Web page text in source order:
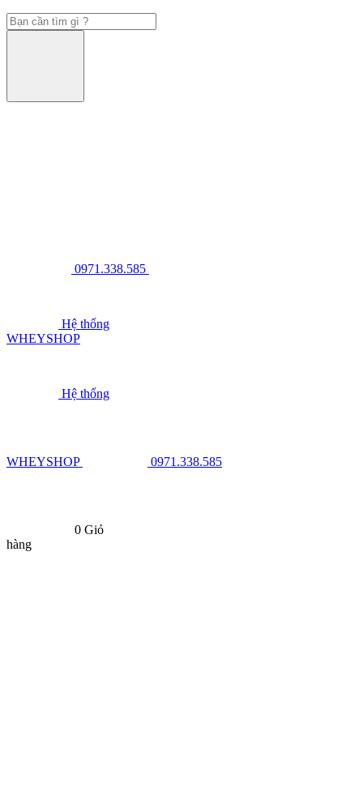
0971.338.585
Hệ thống
WHEYSHOP
Hệ thống
WHEYSHOP 0971.338.585
0 Giỏ
hàng